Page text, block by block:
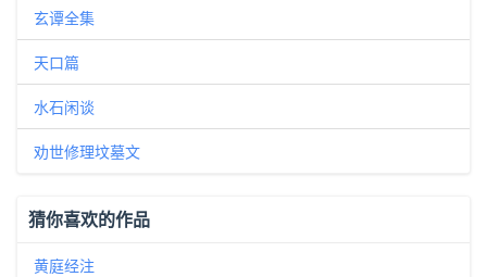
玄谭全集
天口篇
水石闲谈
劝世修理坟墓文
猜你喜欢的作品
黄庭经注